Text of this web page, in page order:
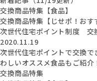
交換商品特集【食品】
交換商品特集【じせポ！おす
次世代住宅ポイント制度 交
2020.11.19
次世代住宅ポイントで交換
わしいオススメ食品もご紹介
交換商品特集